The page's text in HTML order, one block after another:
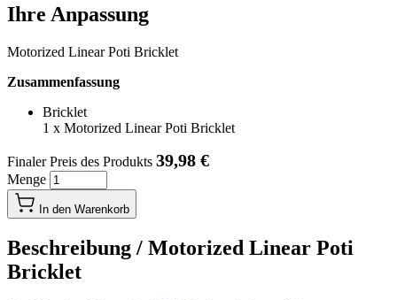
Ihre Anpassung
Motorized Linear Poti Bricklet
Zusammenfassung
Bricklet
1 x Motorized Linear Poti Bricklet
Finaler Preis des Produkts 39,98 €
Menge
In den Warenkorb
Beschreibung / Motorized Linear Poti
Bricklet